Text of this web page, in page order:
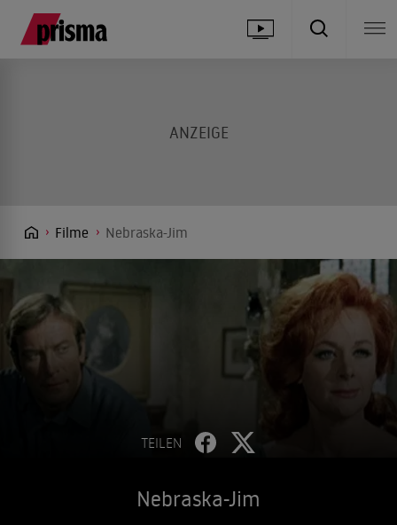
Filme Nebraska-Jim
TEILEN
Nebraska-Jim